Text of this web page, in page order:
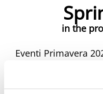
in the
Eventi Primavera